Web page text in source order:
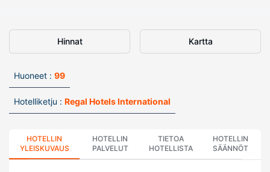
Hinnat Kartta
Huoneet : 99
Hotelliketju : Regal Hotels International
HOTELLIN
YLEISKUVAUS
HOTELLIN
PALVELUT
TIETOA
HOTELLISTA
HOTELLIN
SÄÄNNÖT